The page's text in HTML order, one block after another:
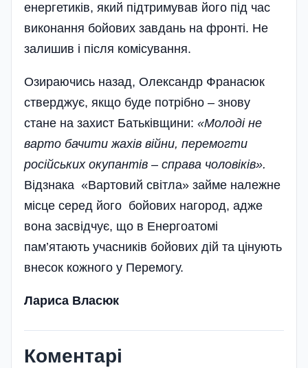
енергетиків, який підтримував його під час
виконання бойових завдань на фронті. Не
залишив і після комісування.
Озираючись назад, Олександр Франасюк
стверджує, якщо буде потрібно – знову
стане на захист Батьківщини: «Молоді не
варто бачити жахів війни, перемогти
російських окупантів – справа чоловіків».
Відзнака «Вартовий світла» займе належне
місце серед його бойових нагород, адже
вона засвідчує, що в Енергоатомі
пам’ятають учасників бойових дій та цінують
внесок кожного у Перемогу.
Лариса Власюк
Коментарі